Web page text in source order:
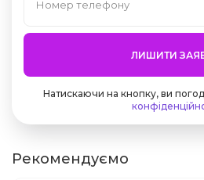
ЛИШИТИ
Натискаючи на кнопку, ви
Рекомендуємо